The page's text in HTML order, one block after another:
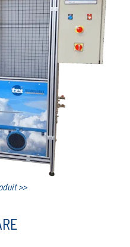
>>